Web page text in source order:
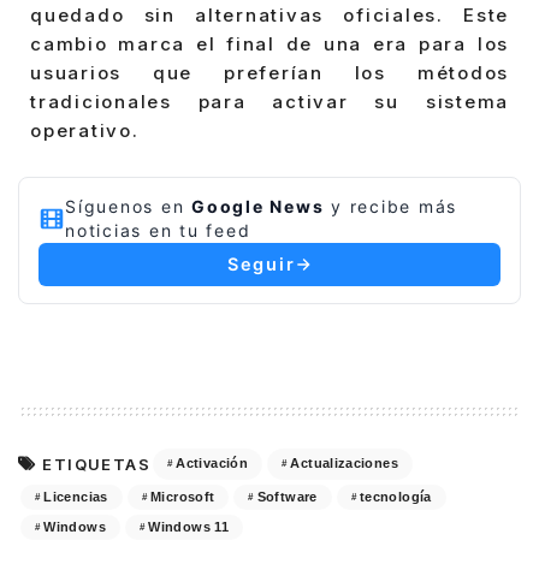
quedado sin alternativas oficiales. Este
cambio marca el final de una era para los
usuarios que preferían los métodos
tradicionales para activar su sistema
operativo.
Síguenos en Google News y recibe más
noticias en tu feed
Seguir
ETIQUETAS Activación Actualizaciones
Licencias Microsoft Software tecnología
Windows Windows 11